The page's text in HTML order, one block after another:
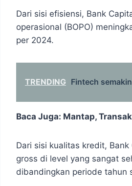
Dari sisi efisiensi, Bank
operasional (BOPO)
per 2024.
TRENDING Fintech
Baca Juga: Mantap,
Dari sisi kualitas kredit,
gross di level yang sangat
dibandingkan periode tahun